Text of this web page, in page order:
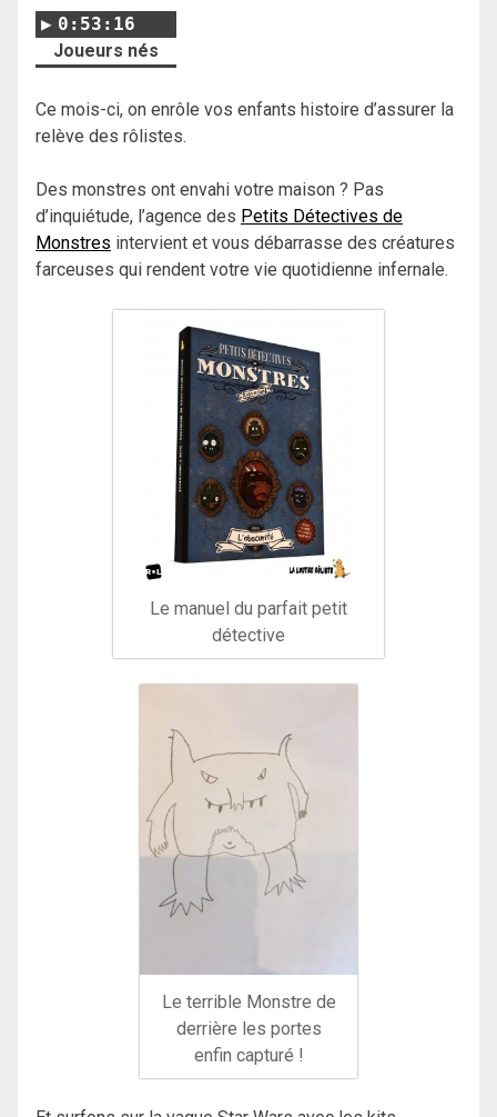
0:53:16
Joueurs nés
Ce mois-ci, on enrôle vos enfants histoire d’assurer la
relève des rôlistes.
Des monstres ont envahi votre maison ? Pas
d’inquiétude, l’agence des Petits Détectives de
Monstres intervient et vous débarrasse des créatures
farceuses qui rendent votre vie quotidienne infernale.
Le manuel du parfait petit
détective
Le terrible Monstre de
derrière les portes
enfin capturé !